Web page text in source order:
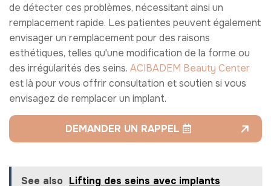
de détecter ces problèmes, nécessitant ainsi un
remplacement rapide. Les patientes peuvent également
envisager un remplacement pour des raisons
esthétiques, telles qu'une modification de la forme ou
des irrégularités des seins. ACIBADEM Beauty Center
est là pour vous offrir consultation et soutien si vous
envisagez de remplacer un implant.
DEMANDER UN RAPPEL
See also Lifting des seins avec implants